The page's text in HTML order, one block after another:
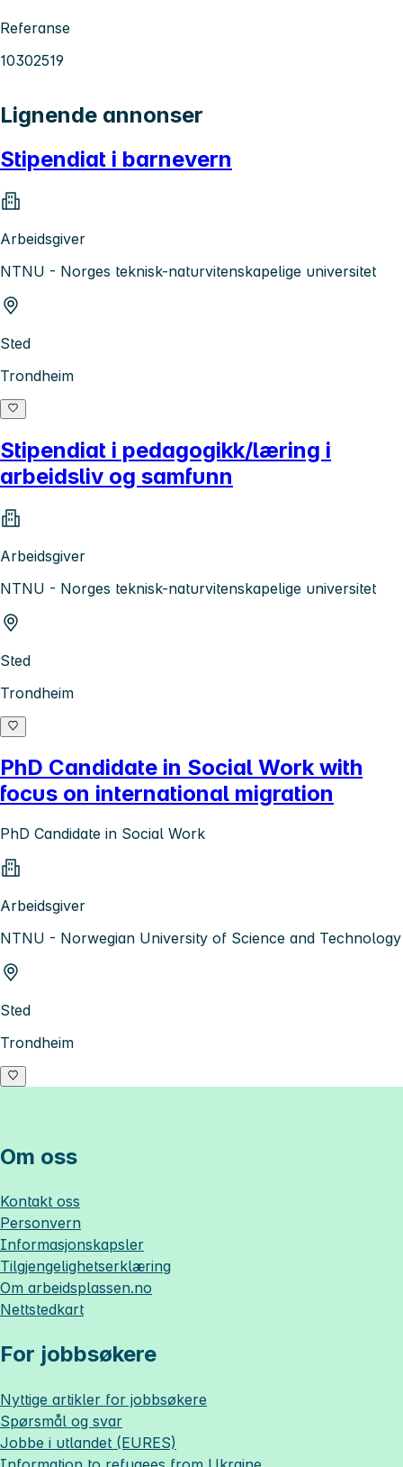
Referanse
10302519
Lignende annonser
Stipendiat i barnevern
Arbeidsgiver
NTNU - Norges teknisk-naturvitenskapelige universitet
Sted
Trondheim
Stipendiat i pedagogikk/læring i
arbeidsliv og samfunn
Arbeidsgiver
NTNU - Norges teknisk-naturvitenskapelige universitet
Sted
Trondheim
PhD Candidate in Social Work with
focus on international migration
PhD Candidate in Social Work
Arbeidsgiver
NTNU - Norwegian University of Science and Technology
Sted
Trondheim
Om oss
Kontakt oss
Personvern
Informasjonskapsler
Tilgjengelighetserklæring
Om arbeidsplassen.no
Nettstedkart
For jobbsøkere
Nyttige artikler for jobbsøkere
Spørsmål og svar
Jobbe i utlandet (EURES)